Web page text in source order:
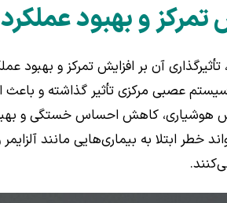
تمرکز و بهبود
تأثیرگذاری آن بر افزایش تمرکز و
عصبی مرکزی تأثیر گذاشته و باعث
هوشیاری، کاهش احساس خستگی و
ابتلا به بیماری‌هایی مانند